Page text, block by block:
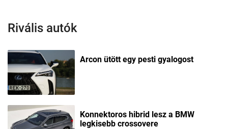
Rivális autók
Arcon ütött egy pesti gyalogost
Konnektoros hibrid lesz a BMW
legkisebb crossovere